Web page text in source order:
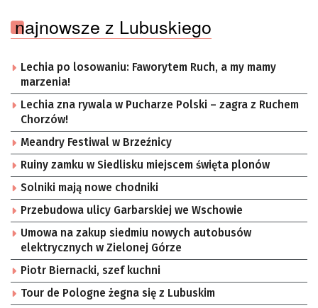
najnowsze z Lubuskiego
Lechia po losowaniu: Faworytem Ruch, a my mamy
marzenia!
Lechia zna rywala w Pucharze Polski – zagra z Ruchem
Chorzów!
Meandry Festiwal w Brzeźnicy
Ruiny zamku w Siedlisku miejscem święta plonów
Solniki mają nowe chodniki
Przebudowa ulicy Garbarskiej we Wschowie
Umowa na zakup siedmiu nowych autobusów
elektrycznych w Zielonej Górze
Piotr Biernacki, szef kuchni
Tour de Pologne żegna się z Lubuskim